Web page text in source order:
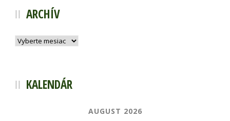
ARCHÍV
Archív
KALENDÁR
AUGUST 2026